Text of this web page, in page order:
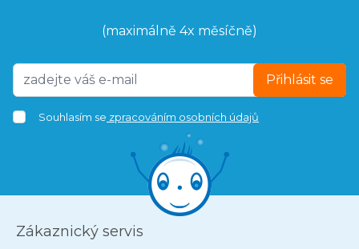
(maximálně 4x měsíčně)
Přihlásit se
Souhlasím se zpracováním osobních údajů
Zákaznický servis